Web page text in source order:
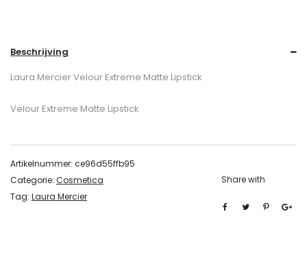
Beschrijving
Laura Mercier Velour Extreme Matte Lipstick
Velour Extreme Matte Lipstick
Artikelnummer: ce96d55ffb95
Categorie: Cosmetica
Tag: Laura Mercier
Share with